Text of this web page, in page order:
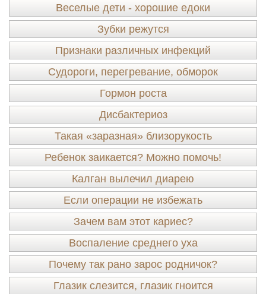
Веселые дети - хорошие едоки
Зубки режутся
Признаки различных инфекций
Судороги, перегревание, обморок
Гормон роста
Дисбактериоз
Такая «заразная» близорукость
Ребенок заикается? Можно помочь!
Калган вылечил диарею
Если операции не избежать
Зачем вам этот кариес?
Воспаление среднего уха
Почему так рано зарос родничок?
Глазик слезится, глазик гноится